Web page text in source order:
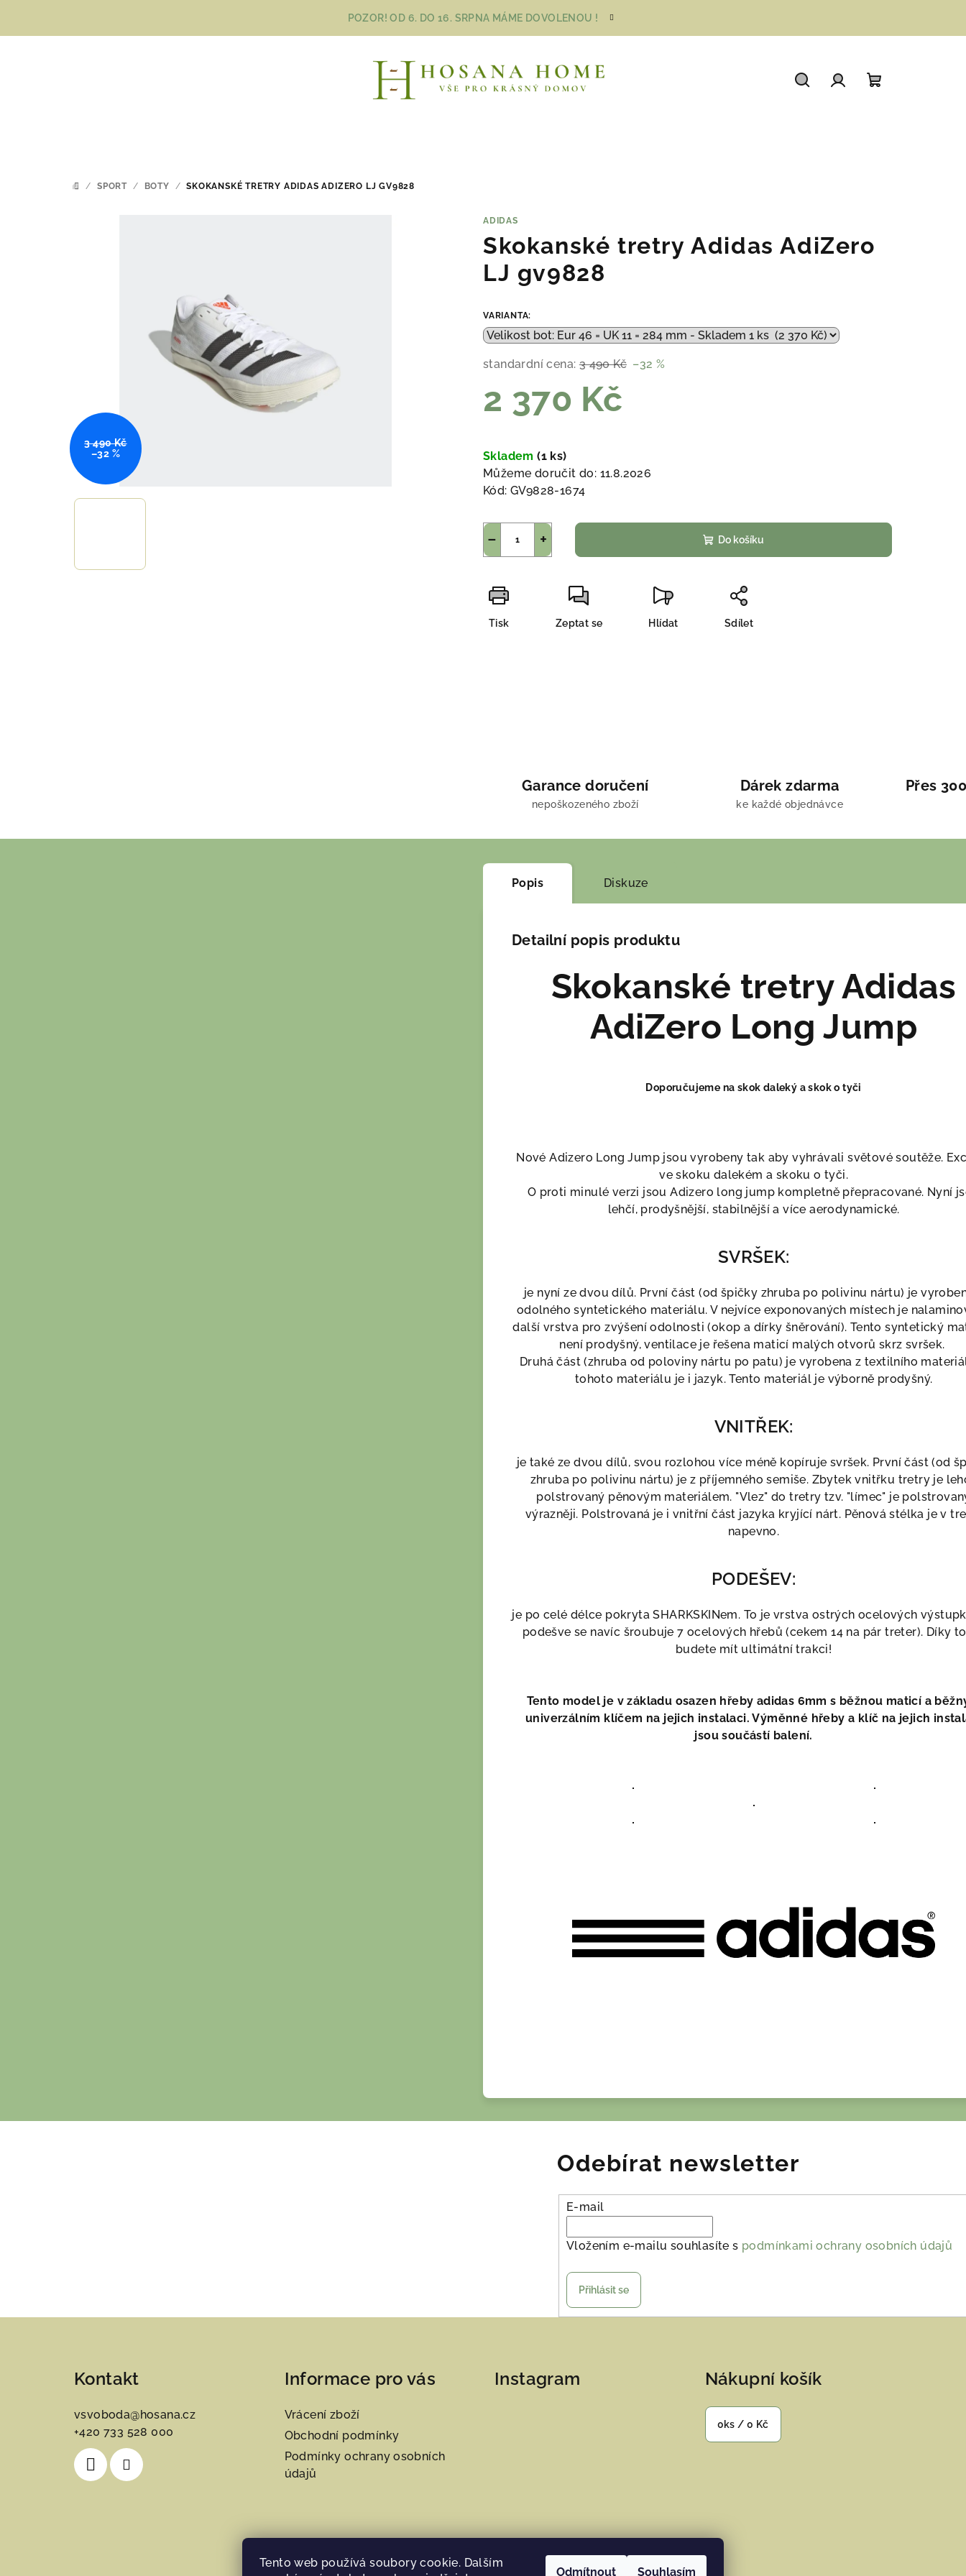
Tento web používá soubory cookie. Dalším
Odmítnout Souhlasím
POZOR! OD 6. DO 16. SRPNA MÁME DOVOLENOU !
DOMŮ
/ SPORT / BOTY / SKOKANSKÉ TRETRY ADIDAS ADIZERO LJ GV9828
ADIDAS
Skokanské tretry Adidas AdiZero
LJ gv9828
VARIANTA:
standardní cena: 3 490 Kč –32 %
2 370 Kč
cena:
Skladem(1 ks)
Můžeme doručit do: 11.8.2026
Kód: GV9828-1674
+
− Do košíku
Tisk Zeptat se Hlídat Sdílet
3 490 Kč
–32 %
Garance doručení
nepoškozeného zboží
Dárek zdarma
ke každé objednávce
Přes
Popis Diskuze
Detailní popis produktu
Skokanské tretry Adidas
AdiZero Long Jump
Doporučujeme na skok daleký a skok o tyči
Nové Adizero Long Jump jsou vyrobeny tak aby vyhrávali světové soutěže.
ve skoku dalekém a skoku o tyči.
O proti minulé verzi jsou Adizero long jump kompletně přepracované. Nyní
lehčí, prodyšnější, stabilnější a více aerodynamické.
SVRŠEK:
je nyní ze dvou dílů. První část (od špičky zhruba po polivinu nártu) je
odolného syntetického materiálu. V nejvíce exponovaných místech je
další vrstva pro zvýšení odolnosti (okop a dírky šněrování). Tento syntetický
není prodyšný, ventilace je řešena maticí malých otvorů skrz svršek.
Druhá část (zhruba od poloviny nártu po patu) je vyrobena z textilního
tohoto materiálu je i jazyk. Tento materiál je výborně prodyšný.
VNITŘEK:
je také ze dvou dílů, svou rozlohou více méně kopíruje svršek. První část (od
zhruba po polivinu nártu) je z příjemného semiše. Zbytek vnitřku tretry je
polstrovaný pěnovým materiálem. "Vlez" do tretry tzv. "límec" je
výrazněji. Polstrovaná je i vnitřní část jazyka kryjící nárt. Pěnová stélka je v
napevno.
PODEŠEV:
je po celé délce pokryta SHARKSKINem. To je vrstva ostrých ocelových
podešve se navíc šroubuje 7 ocelových hřebů (cekem 14 na pár treter). Díky
budete mít ultimátní trakci!
Tento model je v základu osazen hřeby adidas 6mm s běžnou maticí a
univerzálním klíčem na jejich instalaci. Výměnné hřeby a klíč na jejich
jsou součástí balení.
Odebírat newsletter
E-mail
Vložením e-mailu souhlasíte s podmínkami ochrany osobních údajů
Přihlásit se
Kontakt
vsvoboda@hosana.cz
+420 733 528 000
Informace pro vás
Vrácení zboží
Obchodní podmínky
Podmínky ochrany osobních
údajů
Instagram Nákupní košík
0ks / 0 Kč